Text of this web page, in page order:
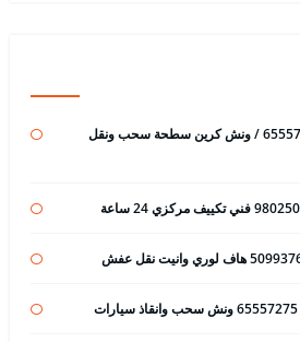
ونش ابو حليفة رقم / 65557275 / ونش كرين سطحة سحب ونقل